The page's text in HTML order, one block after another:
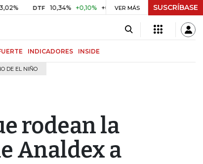
DTF 10,34% +0,10% +0,98% UVR $ 416,86 +$ 0,05
VER MÁS SUSCRÍBASE
INDICADORES INSIDE
DE EL NIÑO
rodean la
Analdex a